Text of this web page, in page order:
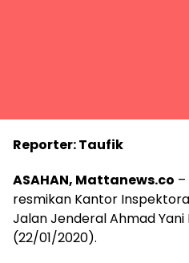
Reporter: Taufik
ASAHAN, Mattanews.co
resmikan Kantor
Jalan Jenderal Ahmad Yani
(22/01/2020).